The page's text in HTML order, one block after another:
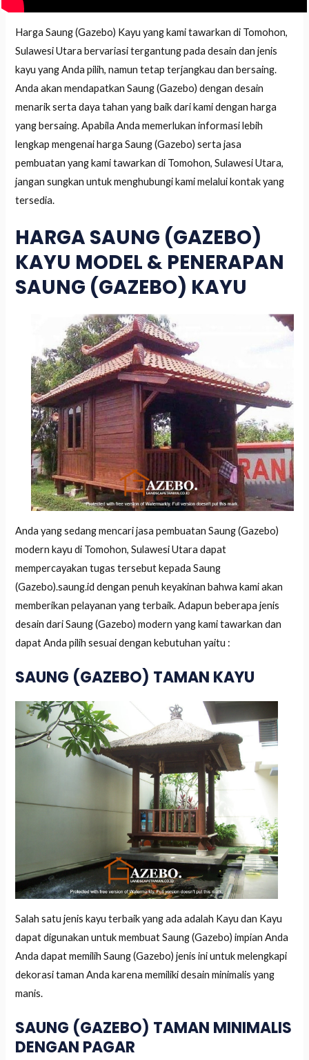
Harga Saung (Gazebo) Kayu yang kami tawarkan di Tomohon,
Sulawesi Utara bervariasi tergantung pada desain dan jenis
kayu yang Anda pilih, namun tetap terjangkau dan bersaing.
Anda akan mendapatkan Saung (Gazebo) dengan desain
menarik serta daya tahan yang baik dari kami dengan harga
yang bersaing. Apabila Anda memerlukan informasi lebih
lengkap mengenai harga Saung (Gazebo) serta jasa
pembuatan yang kami tawarkan di Tomohon, Sulawesi Utara,
jangan sungkan untuk menghubungi kami melalui kontak yang
tersedia.
HARGA SAUNG (GAZEBO)
KAYU MODEL & PENERAPAN
SAUNG (GAZEBO) KAYU
Anda yang sedang mencari jasa pembuatan Saung (Gazebo)
modern kayu di Tomohon, Sulawesi Utara dapat
mempercayakan tugas tersebut kepada Saung
(Gazebo).saung.id dengan penuh keyakinan bahwa kami akan
memberikan pelayanan yang terbaik. Adapun beberapa jenis
desain dari Saung (Gazebo) modern yang kami tawarkan dan
dapat Anda pilih sesuai dengan kebutuhan yaitu :
SAUNG (GAZEBO) TAMAN KAYU
Salah satu jenis kayu terbaik yang ada adalah Kayu dan Kayu
dapat digunakan untuk membuat Saung (Gazebo) impian Anda
Anda dapat memilih Saung (Gazebo) jenis ini untuk melengkapi
dekorasi taman Anda karena memiliki desain minimalis yang
manis.
SAUNG (GAZEBO) TAMAN MINIMALIS
DENGAN PAGAR